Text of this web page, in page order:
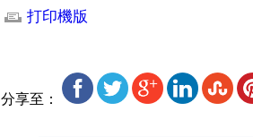
打印機版
分享至：